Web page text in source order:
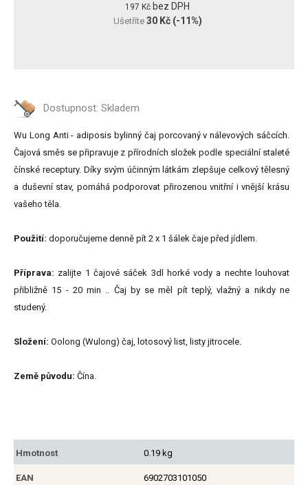
197 Kč bez DPH
Ušetříte 30 Kč (-11%)
Dostupnost: Skladem
Wu Long Anti - adiposis bylinný čaj porcovaný v nálevových sáčcích.
Čajová směs se připravuje z přírodních složek podle speciální staleté
čínské receptury. Díky svým účinným látkám zlepšuje celkový tělesný
a duševní stav, pomáhá podporovat přirozenou vnitřní i vnější krásu
vašeho těla.
Použití: doporučujeme denně pít 2 x 1 šálek čaje před jídlem.
Příprava: zalijte 1 čajové sáček 3dl horké vody a nechte louhovat
přibližně 15 - 20 min .. Čaj by se měl pít teplý, vlažný a nikdy ne
studený.
Složení: Oolong (Wulong) čaj, lotosový list, listy jitrocele.
Země původu: Čína.
Hmotnost 0.19 kg
EAN 6902703101050